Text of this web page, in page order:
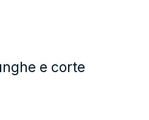
e corte